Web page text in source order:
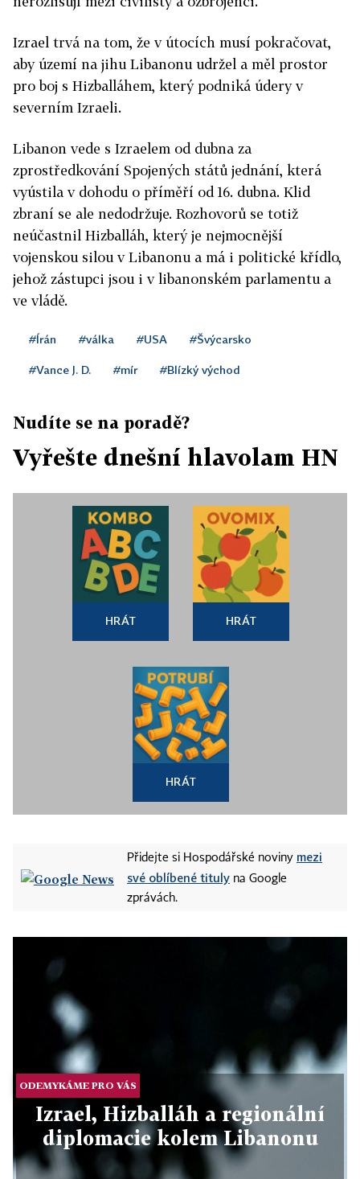
Izrael trvá na tom, že v útocích musí pokračovat,
aby území na jihu Libanonu udržel a měl prostor
pro boj s Hizballáhem, který podniká údery v
severním Izraeli.
Libanon vede s Izraelem od dubna za
zprostředkování Spojených států jednání, která
vyústila v dohodu o příměří od 16. dubna. Klid
zbraní se ale nedodržuje. Rozhovorů se totiž
neúčastnil Hizballáh, který je nejmocnější
vojenskou silou v Libanonu a má i politické křídlo,
jehož zástupci jsou i v libanonském parlamentu a
ve vládě.
#Írán #válka #USA #Švýcarsko
#Vance J. D. #mír #Blízký východ
Nudíte se na poradě?
Vyřešte dnešní hlavolam HN
HRÁT HRÁT
HRÁT
Přidejte si Hospodářské noviny mezi
své oblíbené tituly na Google
zprávách.
ODEMYKÁME PRO VÁS
Izrael, Hizballáh a regionální
diplomacie kolem Libanonu